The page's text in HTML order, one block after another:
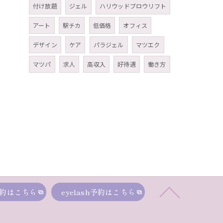
付け放題 ジェル ハリウッドブロウリフト
アート 駅チカ 低価格 オフィス
デザイン ケア パラジェル マツエク
マツパ 求人 高収入 好待遇 働き方
はこちら eyelash予約はこちら